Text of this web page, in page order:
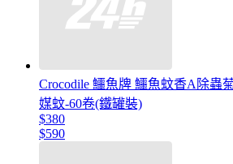
Crocodile 鱷魚牌 鱷魚蚊香A除蟲
媒蚊-60卷(鐵罐裝)
$380
$590